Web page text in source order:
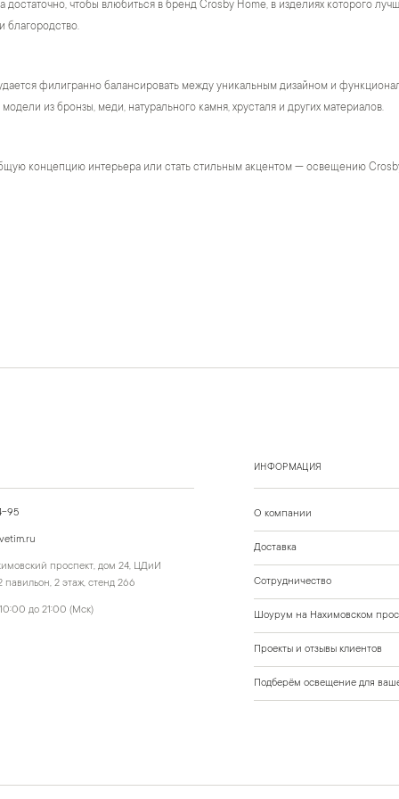
достаточно, чтобы влюбиться в бренд Crosby Home, в изделиях которого
благородство.
филигранно балансировать между уникальным дизайном и
из бронзы, меди, натурального камня, хрусталя и других материалов.
концепцию интерьера или стать стильным акцентом — освещению
95
проспект, дом 24, ЦДиИ
павильон, 2 этаж, стенд 266
до 21:00 (Мск)
ИНФОРМАЦИЯ
О компании
Доставка
Сотрудничество
Шоурум на Нахимовском
Проекты и отзывы клиентов
Подберём освещение для